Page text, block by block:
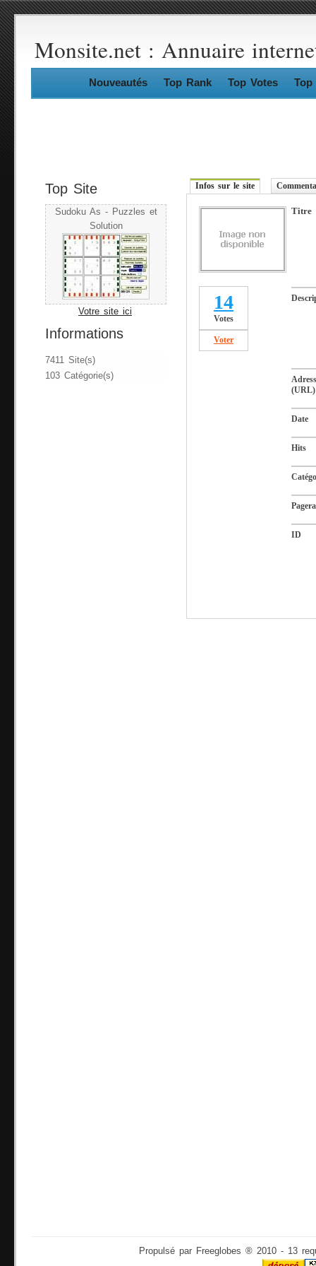
Monsite.net : Annuaire
Nouveautés Top Rank Top Votes Top
Top Site
Sudoku As - Puzzles et
Solution
Votre site ici
Informations
7411 Site(s)
103 Catégorie(s)
Infos sur le site
14
Votes
Voter
Titre
Date
Hits
ID
Propulsé par Freeglobes ® 2010 - 13